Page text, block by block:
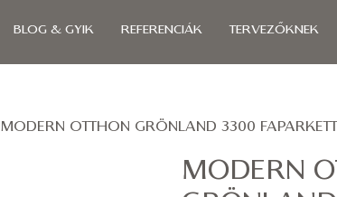
BLOG & GYIK REFERENCIÁK TERVEZŐKNEK
MODERN OTTHON GRÖNLAND 3300
MODERN